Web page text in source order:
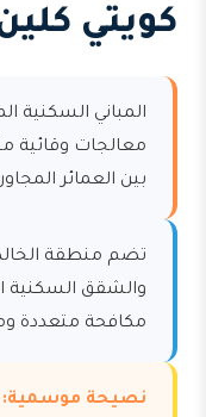
كويتي
المباني السكنية
معالجات وقائية
بين العمائر
تضم منطقة
والشقق
مكافحة متعددة
نصيحة موسمية: